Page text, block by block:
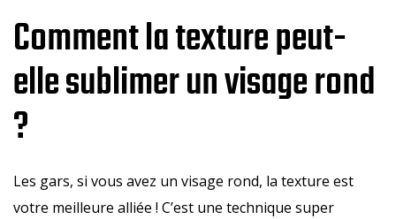
Comment la texture peut-
elle sublimer un visage rond
?
Les gars, si vous avez un visage rond, la texture est
votre meilleure alliée ! C’est une technique super